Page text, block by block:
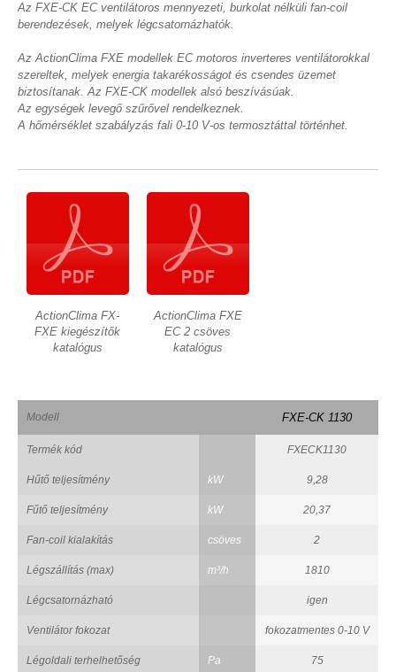
Az FXE-CK EC ventilátoros mennyezeti, burkolat nélküli fan-coil
berendezések, melyek légcsatornázhatók.
Az ActionClima FXE modellek EC motoros inverteres ventilátorokkal
szereltek, melyek energia takarékosságot és csendes üzemet
biztosítanak. Az FXE-CK modellek alsó beszívásúak.
Az egységek levegő szűrővel rendelkeznek.
A hőmérséklet szabályzás fali 0-10 V-os termosztáttal történhet.
ActionClima FX-
FXE kiegészítők
katalógus
ActionClima FXE
EC 2 csöves
katalógus
Modell FXE-CK 1130
Termék kód FXECK1130
Hűtő teljesítmény kW 9,28
Fűtő teljesítmény kW 20,37
Fan-coil kialakítás csöves 2
Légszállítás (max) m³/h 1810
Légcsatornázható igen
Ventilátor fokozat fokozatmentes 0-10 V
Légoldali terhelhetőség Pa 75